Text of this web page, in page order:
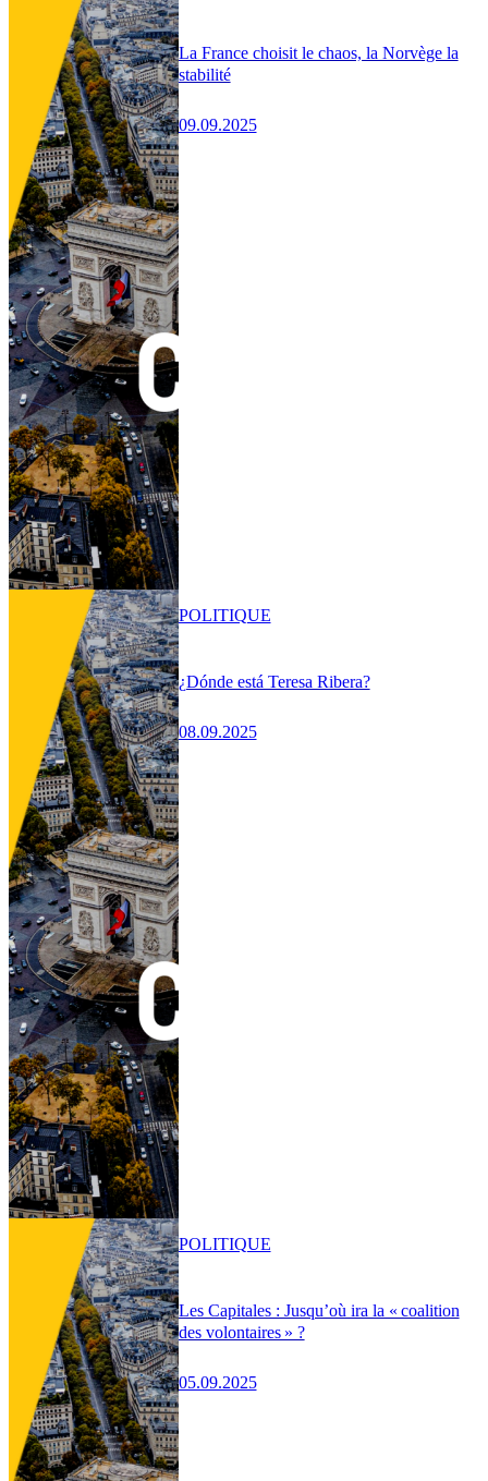
La France choisit le chaos, la Norvège la
stabilité
09.09.2025
¿Dónde está Teresa Ribera?
08.09.2025
POLITIQUE
Les Capitales : Jusqu’où ira la « coalition
des volontaires » ?
05.09.2025
POLITIQUE